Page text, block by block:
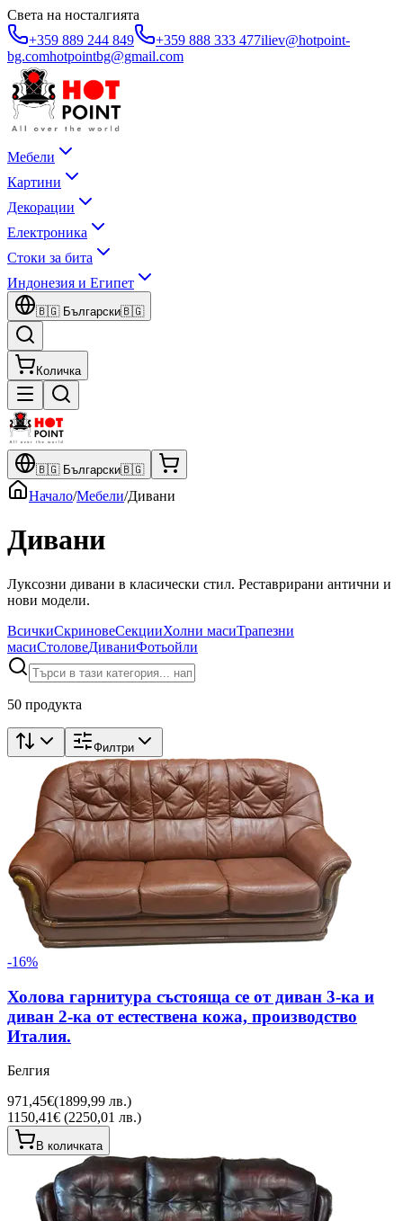
Света на носталгията
+359 889 244 849
+359 888 333 477iliev@hotpoint-
bg.comhotpointbg@gmail.com
Мебели
Картини
Декорации
Електроника
Стоки за бита
Индонезия и Египет
🇧🇬 Български🇧🇬
Количка
🇧🇬 Български🇧🇬
Начало/Мебели/Дивани
Дивани
Луксозни дивани в класически стил. Реставрирани антични и
нови модели.
ВсичкиСкриновеСекцииХолни масиТрапезни
масиСтоловеДиваниФотьойли
50 продукта
Филтри
-16%
Холова гарнитура състояща се от диван 3-ка и
диван 2-ка от естествена кожа, производство
Италия.
Белгия
971,45€(1899,99 лв.)
1150,41€ (2250,01 лв.)
В количката